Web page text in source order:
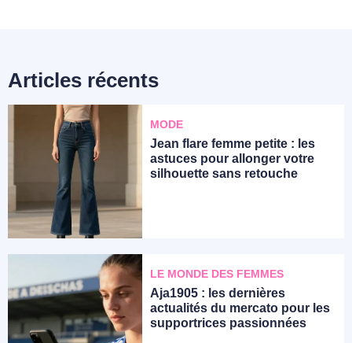
Articles récents
MODE
Jean flare femme petite : les
astuces pour allonger votre
silhouette sans retouche
LE MONDE DES FEMMES
Aja1905 : les dernières
actualités du mercato pour les
supportrices passionnées